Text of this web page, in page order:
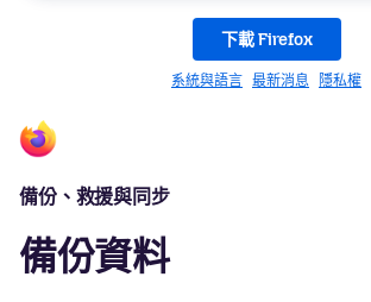
下載 Firefox
系統與語言 最新消息 隱私權
備份、救援與同步
備份資料